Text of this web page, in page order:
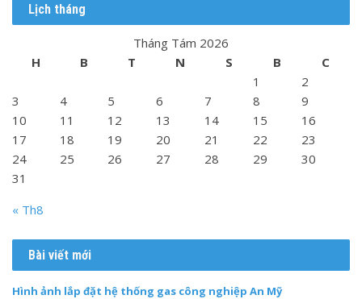
Lịch tháng
Tháng Tám 2026
H
B T N S B
C
1
2
3
4 5 6 7 8
9
10
11 12 13 14 15
16
17
18 19 20 21 22
23
24
25 26 27 28 29
30
31
« Th8
Bài viết mới
Hình ảnh lắp đặt hệ thống gas công nghiệp An Mỹ